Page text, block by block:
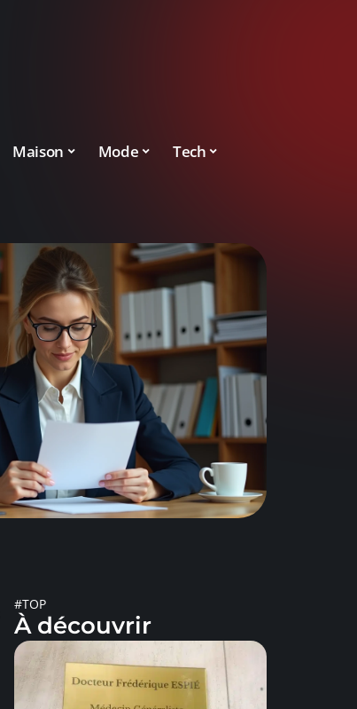
Maison Mode Tech
#TOP
À découvrir